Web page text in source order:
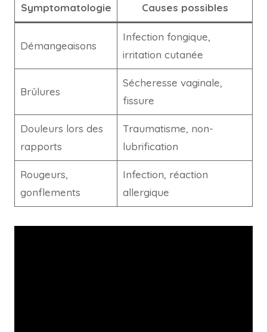
Symptomatologie Causes possibles
Démangeaisons
Infection fongique,
irritation cutanée
Brûlures
Sécheresse vaginale,
fissure
Douleurs lors des
rapports
Traumatisme, non-
lubrification
Rougeurs,
gonflements
Infection, réaction
allergique